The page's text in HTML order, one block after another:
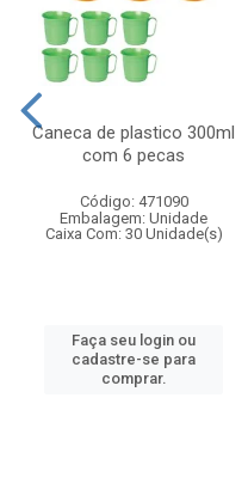
Caneca de plastico 300ml
com 6 pecas
Código: 471090
Embalagem: Unidade
Caixa Com: 30 Unidade(s)
Faça seu login ou
cadastre-se para
comprar.